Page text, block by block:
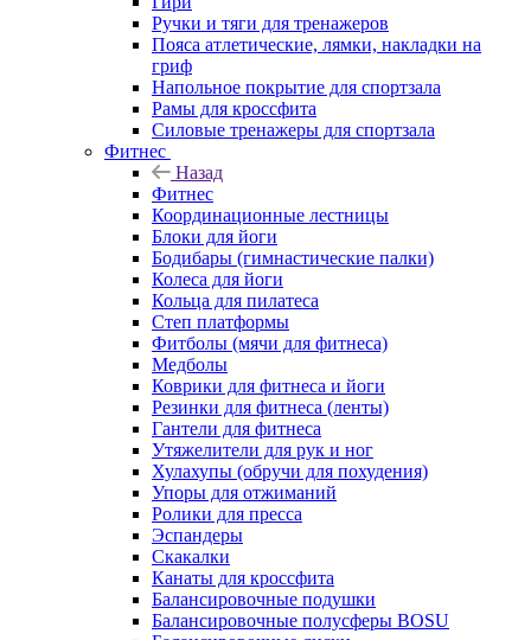
Ручки и тяги для тренажеров
Пояса атлетические, лямки, накладки на
гриф
Напольное покрытие для спортзала
Рамы для кроссфита
Силовые тренажеры для спортзала
Фитнес
Назад
Фитнес
Координационные лестницы
Блоки для йоги
Бодибары (гимнастические палки)
Колеса для йоги
Кольца для пилатеса
Степ платформы
Фитболы (мячи для фитнеса)
Медболы
Коврики для фитнеса и йоги
Резинки для фитнеса (ленты)
Гантели для фитнеса
Утяжелители для рук и ног
Хулахупы (обручи для похудения)
Упоры для отжиманий
Ролики для пресса
Эспандеры
Скакалки
Канаты для кроссфита
Балансировочные подушки
Балансировочные полусферы BOSU